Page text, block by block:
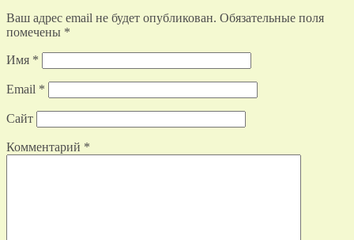
Ваш адрес email не будет опубликован. Обязательные поля
помечены *
Имя *
Email *
Сайт
Комментарий *